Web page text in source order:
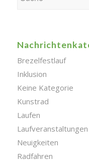
Brezelfestlauf
Inklusion
Keine Kategorie
Kunstrad
Laufen
Laufveranstaltungen
Neuigkeiten
Radfahren